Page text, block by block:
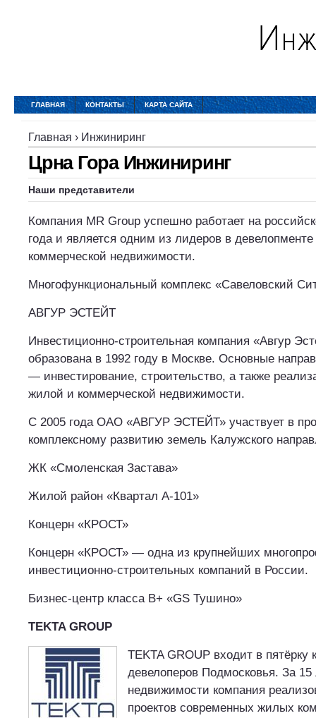
ГЛАВНАЯ КОНТАКТЫ КАРТА САЙТА
Главная › Инжиниринг
Црна Гора Инжиниринг
Наши представители
Компания MR Group успешно работает на
года и является одним из лидеров в
коммерческой недвижимости.
Многофункциональный комплекс «Савеловский
АВГУР ЭСТЕЙТ
Инвестиционно-строительная компания «Авгур
образована в 1992 году в Москве. Основные
— инвестирование, строительство, а также
жилой и коммерческой недвижимости.
С 2005 года ОАО «АВГУР ЭСТЕЙТ» участвует в
комплексному развитию земель Калужского
ЖК «Смоленская Застава»
Жилой район «Квартал А-101»
Концерн «КРОСТ»
Концерн «КРОСТ» — одна из крупнейших
инвестиционно-строительных компаний в России.
Бизнес-центр класса B+ «GS Тушино»
TEKTA GROUP
TEKTA GROUP входит в пятёрку
девелоперов Подмосковья. За
недвижимости компания
проектов современных жилых